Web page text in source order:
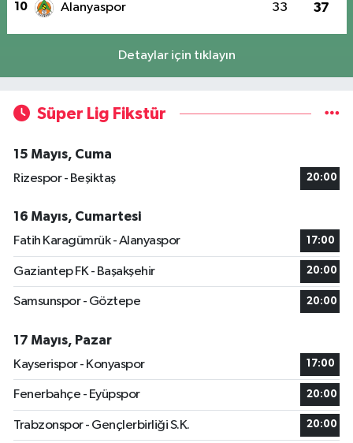
10 Alanyaspor 33 37
Detaylar için tıklayın
Süper Lig Fikstür
15 Mayıs, Cuma
Rizespor - Beşiktaş
20:00
16 Mayıs, Cumartesi
Fatih Karagümrük - Alanyaspor
17:00
Gaziantep FK - Başakşehir 20:00
Samsunspor - Göztepe 20:00
17 Mayıs, Pazar
Kayserispor - Konyaspor
17:00
Fenerbahçe - Eyüpspor 20:00
Trabzonspor - Gençlerbirliği S.K. 20:00